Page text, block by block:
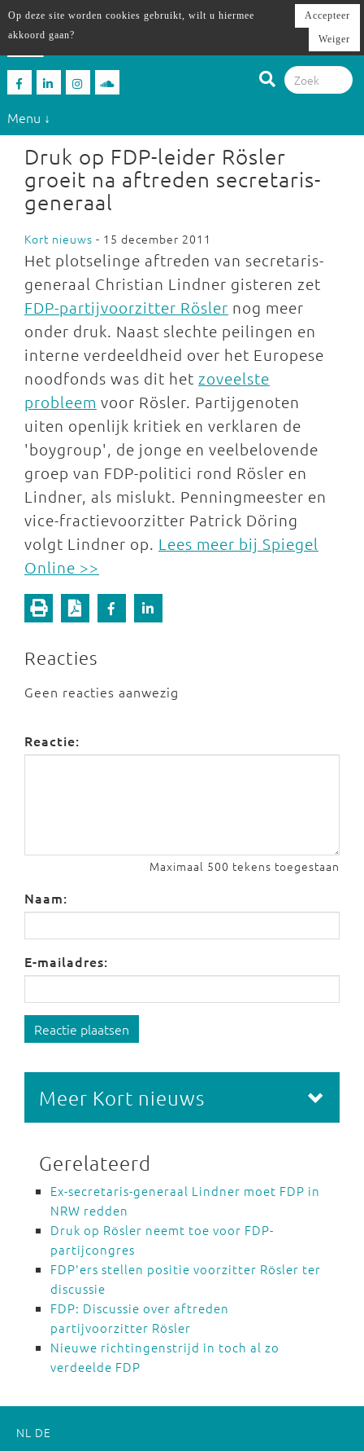
Menu ↓
Druk op FDP-leider Rösler
groeit na aftreden secretaris-
generaal
Kort nieuws - 15 december 2011
Het plotselinge aftreden van secretaris-
generaal Christian Lindner gisteren zet
FDP-partijvoorzitter Rösler nog meer
onder druk. Naast slechte peilingen en
interne verdeeldheid over het Europese
noodfonds was dit het zoveelste
probleem voor Rösler. Partijgenoten
uiten openlijk kritiek en verklaren de
'boygroup', de jonge en veelbelovende
groep van FDP-politici rond Rösler en
Lindner, als mislukt. Penningmeester en
vice-fractievoorzitter Patrick Döring
volgt Lindner op. Lees meer bij Spiegel
Online >>
Reacties
Geen reacties aanwezig
Reactie:
Maximaal 500 tekens toegestaan
Naam:
E-mailadres:
Reactie plaatsen
Meer Kort nieuws
Gerelateerd
Ex-secretaris-generaal Lindner moet FDP in
NRW redden
Druk op Rösler neemt toe voor FDP-
partijcongres
FDP'ers stellen positie voorzitter Rösler ter
discussie
FDP: Discussie over aftreden
partijvoorzitter Rösler
Nieuwe richtingenstrijd in toch al zo
verdeelde FDP
NL DE
Op deze site worden cookies gebruikt, wilt u hiermee
akkoord gaan?
Accepteer
Weiger